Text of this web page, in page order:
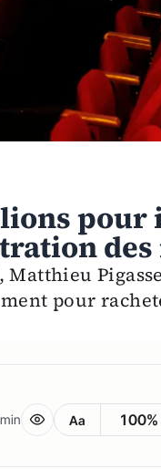
pour
des
Matthieu
pour
Aa 100%